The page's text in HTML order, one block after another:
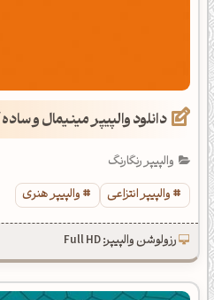
دانلود والپیپر مینیمال و
والپیپر رنگارنگ
والپیپر انتزاعی
والپیپر هنری
رزولوشن والپیپر: Full HD